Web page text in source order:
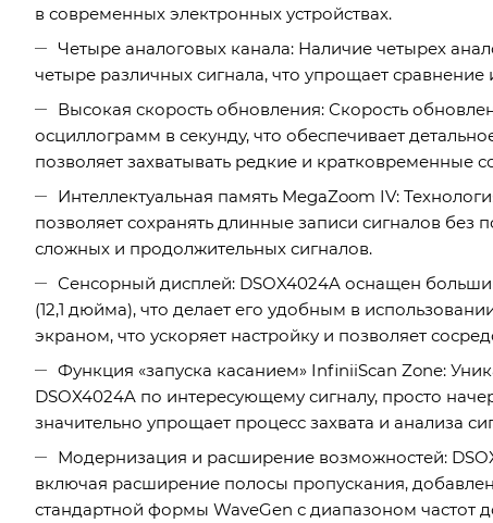
в современных электронных устройствах.
Четыре аналоговых канала: Наличие четырех
четыре различных сигнала, что упрощает
Высокая скорость обновления: Скорость
осциллограмм в секунду, что обеспечивает
позволяет захватывать редкие и кратковременные
Интеллектуальная память MegaZoom IV:
позволяет сохранять длинные записи сигналов
сложных и продолжительных сигналов.
Сенсорный дисплей: DSOX4024A оснащен
(12,1 дюйма), что делает его удобным в
экраном, что ускоряет настройку и позволяет
Функция «запуска касанием» InfiniiScan Zone:
DSOX4024A по интересующему сигналу, просто
значительно упрощает процесс захвата и анализа
Модернизация и расширение возможностей:
включая расширение полосы пропускания,
стандартной формы WaveGen с диапазоном частот